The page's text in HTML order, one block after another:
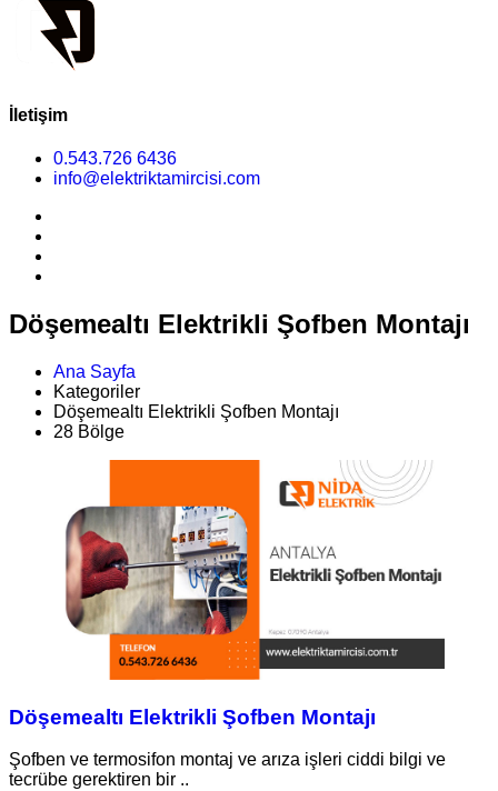
İletişim
0.543.726 6436
info@elektriktamircisi.com
Döşemealtı Elektrikli Şofben Montajı
Ana Sayfa
Kategoriler
Döşemealtı Elektrikli Şofben Montajı
28 Bölge
Döşemealtı Elektrikli Şofben Montajı
Şofben ve termosifon montaj ve arıza işleri ciddi bilgi ve
tecrübe gerektiren bir ..